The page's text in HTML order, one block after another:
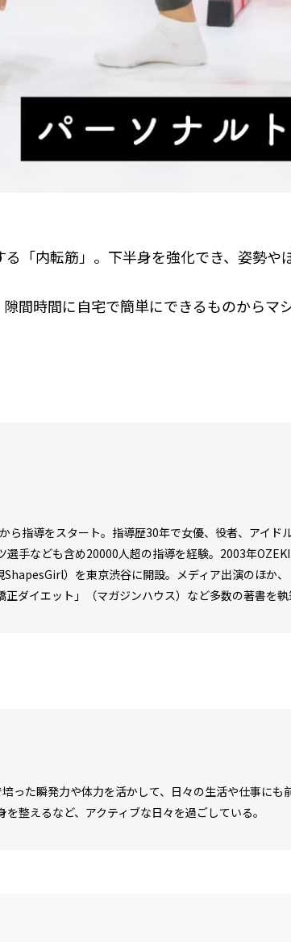
「内転筋」。下半身を強化でき、姿勢や
間時間に自宅で簡単にできるものからマ
ら指導をスタート。指導歴30年で女優、役者、アイド
選手なども含め20000人超の指導を経験。2003年
）を東京渋谷に開設。メディア出演のほか
ダイエット」（マガジンハウス）など多数の著書を執
った瞬発力や体力を活かして、日々の生活や仕事に
整えるなど、アクティブな日々を過ごしている。